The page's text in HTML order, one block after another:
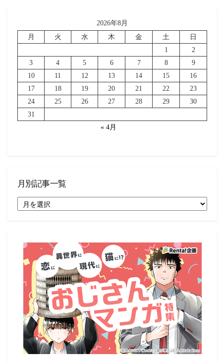
2026年8月
月
火 水 木 金 土
日
1
2
3
4 5 6 7 8
9
10
11 12 13 14 15
16
17
18 19 20 21 22
23
24
25 26 27 28 29
30
31
« 4月
月別記事一覧
別
覧